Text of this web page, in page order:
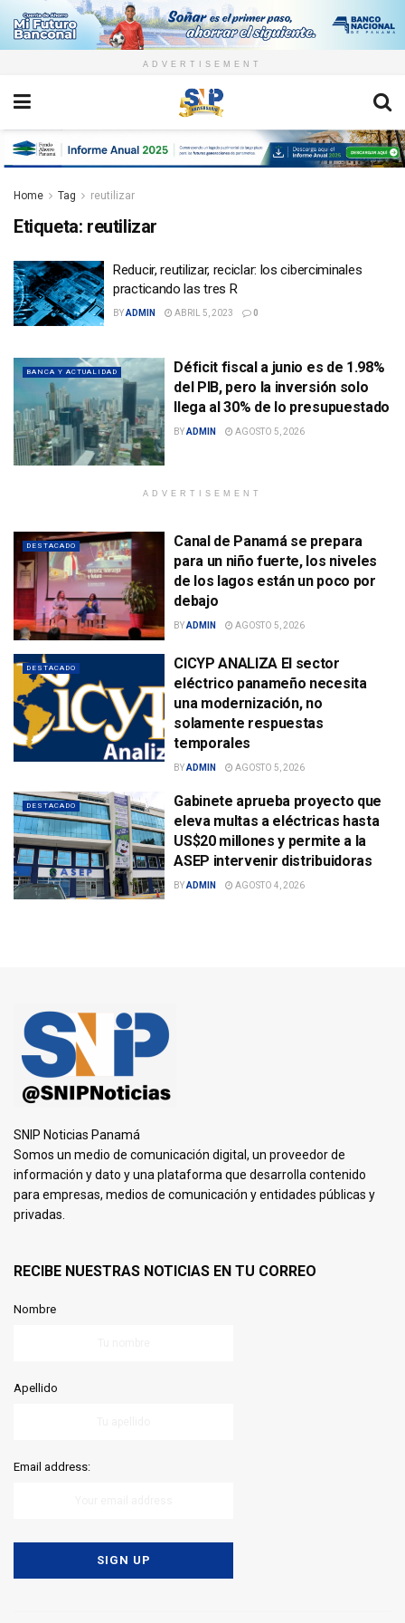
ADVERTISEMENT
Home Tag reutilizar
Etiqueta: reutilizar
Reducir, reutilizar, reciclar: los ciberciminales
practicando las tres R
BYADMIN ABRIL 5, 2023 0
BANCA Y ACTUALIDAD
Déficit fiscal a junio es de 1.98%
del PIB, pero la inversión solo
llega al 30% de lo presupuestado
BYADMIN AGOSTO 5, 2026
ADVERTISEMENT
DESTACADO
Canal de Panamá se prepara
para un niño fuerte, los niveles
de los lagos están un poco por
debajo
BYADMIN AGOSTO 5, 2026
DESTACADO
CICYP ANALIZA El sector
eléctrico panameño necesita
una modernización, no
solamente respuestas
temporales
BYADMIN AGOSTO 5, 2026
DESTACADO
Gabinete aprueba proyecto que
eleva multas a eléctricas hasta
US$20 millones y permite a la
ASEP intervenir distribuidoras
BYADMIN AGOSTO 4, 2026
SNIP Noticias Panamá
Somos un medio de comunicación digital, un proveedor de
información y dato y una plataforma que desarrolla contenido
para empresas, medios de comunicación y entidades públicas y
privadas.
RECIBE NUESTRAS NOTICIAS EN TU CORREO
Nombre
Apellido
Email address: